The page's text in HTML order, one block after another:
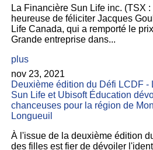
La Financière Sun Life inc. (TSX
heureuse de féliciter Jacques
Life Canada, qui a remporté le
Grande entreprise dans...
plus
nov 23, 2021
Deuxième édition du Défi LCDF -
Sun Life et Ubisoft Éducation
chanceuses pour la région de
Longueuil
À l'issue de la deuxième édition
des filles est fier de dévoiler